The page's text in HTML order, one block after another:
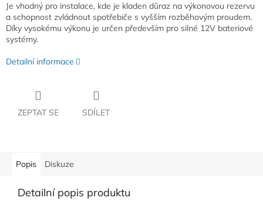
Je vhodný pro instalace, kde je kladen důraz na výkonovou rezervu
a schopnost zvládnout spotřebiče s vyšším rozběhovým proudem.
Díky vysokému výkonu je určen především pro silné 12V bateriové
systémy.
Detailní informace
ZEPTAT SE SDÍLET
Popis Diskuze
Detailní popis produktu